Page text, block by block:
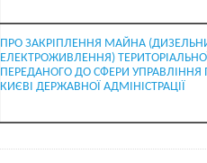
ПРО ЗАКРІПЛЕННЯ МАЙНА
ЕЛЕКТРОЖИВЛЕННЯ)
ПЕРЕДАНОГО ДО СФЕРИ УПРАВЛІННЯ
КИЄВІ ДЕРЖАВНОЇ АДМІНІСТРАЦІЇ